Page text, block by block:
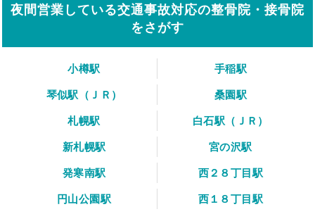
夜間営業している交通事故対応の整骨院・接骨院
をさがす
小樽駅
手稲駅
琴似駅（ＪＲ）
桑園駅
札幌駅
白石駅（ＪＲ）
新札幌駅
宮の沢駅
発寒南駅
西２８丁目駅
円山公園駅
西１８丁目駅